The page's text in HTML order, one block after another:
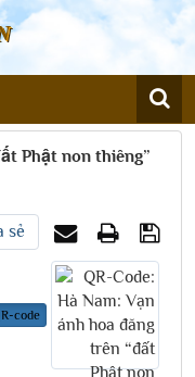
Phật non thiêng”
sẻ
code